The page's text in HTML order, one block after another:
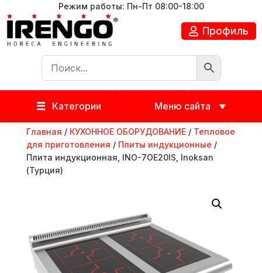
Режим работы: Пн-Пт 08:00-18:00
Профиль
Категории Меню сайта
Главная / КУХОННОЕ ОБОРУДОВАНИЕ/ Тепловое
для приготовления / Плиты индукционные /
Плита индукционная, INO-7OE20IS, Inoksan
(Турция)